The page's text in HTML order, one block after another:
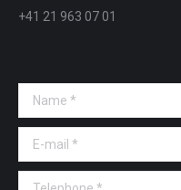
+41 21 963 07 01
Name *
E-mail *
Telephone *